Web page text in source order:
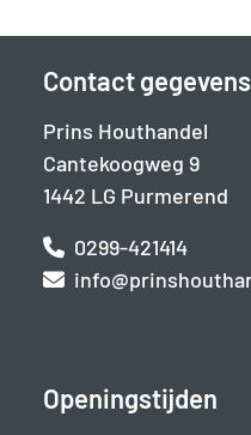
Contact gegevens
Prins Houthandel
Cantekoogweg 9
1442 LG Purmerend
0299-421414
Openingstijden